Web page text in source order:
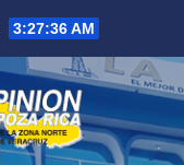
3:27:37 AM